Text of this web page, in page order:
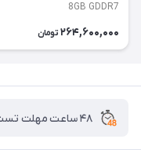
8GB GDDR7
264,600,000 تومان
۴۸ ساعت مهلت تست سلامت سخت‌افزار